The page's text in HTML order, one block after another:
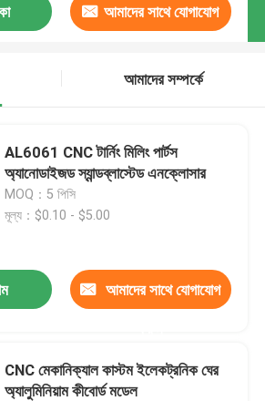
আমাদের সাথে যোগাযোগ
আমাদের সম্পর্কে
AL6061 CNC টার্নিং মিলিং পার্টস
অ্যানোডাইজড স্যান্ডব্লাস্টেড এনক্লোসার
MOQ：5 পিসি
মূল্য：$0.10 - $5.00
আমাদের সাথে যোগাযোগ
CNC মেকানিক্যাল কাস্টম ইলেকট্রনিক ঘের
অ্যালুমিনিয়াম কীবোর্ড মডেল